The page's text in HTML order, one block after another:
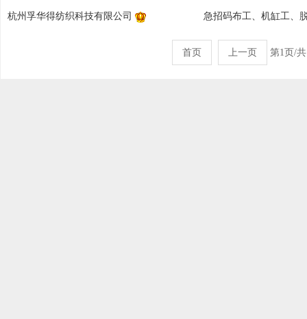
杭州孚华得纺织科技有限公司 急招码布工、机缸工、
首页 上一页 第1页/